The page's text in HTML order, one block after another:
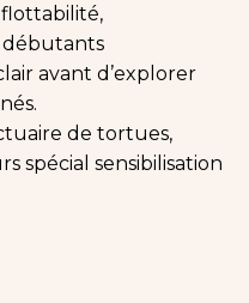
débutants
avant d’explorer
de tortues,
spécial sensibilisation